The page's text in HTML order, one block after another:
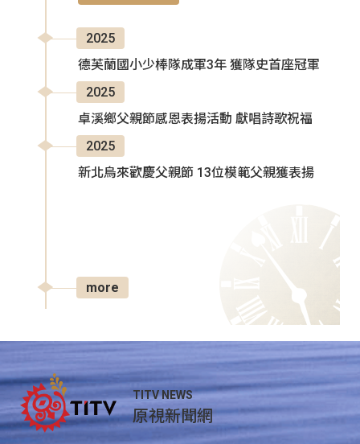
2025
德芙蘭國小少棒隊成軍3年 獲隊史首座冠軍
2025
卓溪鄉父親節感恩表揚活動 獻唱詩歌祝福
2025
新北烏來歡慶父親節 13位模範父親獲表揚
more
TITV NEWS
原視新聞網